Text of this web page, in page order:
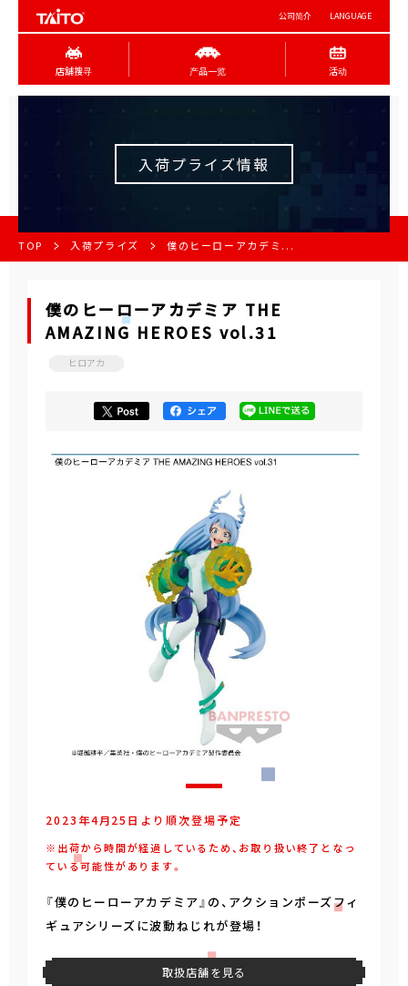
公司简介 LANGUAGE
店舖搜寻 产品一览 活动
入荷プライズ情報
TOP 入荷プライズ 僕のヒーローアカデミ...
僕のヒーローアカデミア THE
AMAZING HEROES vol.31
ヒロアカ
2023年4月25日より順次登場予定
※出荷から時間が経過しているため、お取り扱い終了となっ
ている可能性があります。
『僕のヒーローアカデミア』の、アクションポーズフィ
ギュアシリーズに波動ねじれが登場！
取扱店舗を見る